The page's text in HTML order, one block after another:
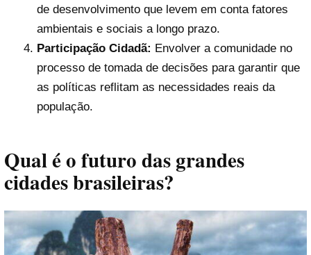
de desenvolvimento que levem em conta fatores
ambientais e sociais a longo prazo.
Participação Cidadã: Envolver a comunidade no
processo de tomada de decisões para garantir que
as políticas reflitam as necessidades reais da
população.
Qual é o futuro das grandes
cidades brasileiras?